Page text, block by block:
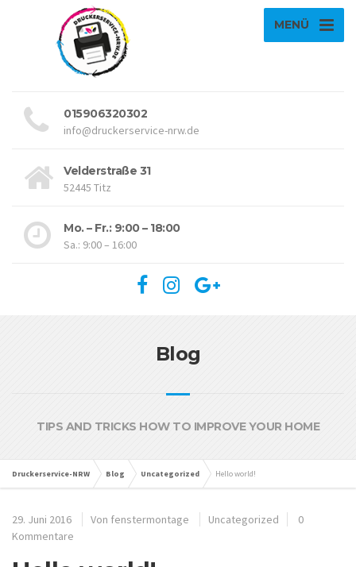
MENÜ
015906320302
info@druckerservice-nrw.de
Velderstraße 31
52445 Titz
Mo. – Fr.: 9:00 – 18:00
Sa.: 9:00 – 16:00
Blog
TIPS AND TRICKS HOW TO IMPROVE YOUR HOME
Druckerservice-NRW Blog Uncategorized Hello world!
29. Juni 2016 Von fenstermontage Uncategorized
0
Kommentare